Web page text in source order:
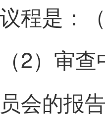
是：（
2）审
会的报